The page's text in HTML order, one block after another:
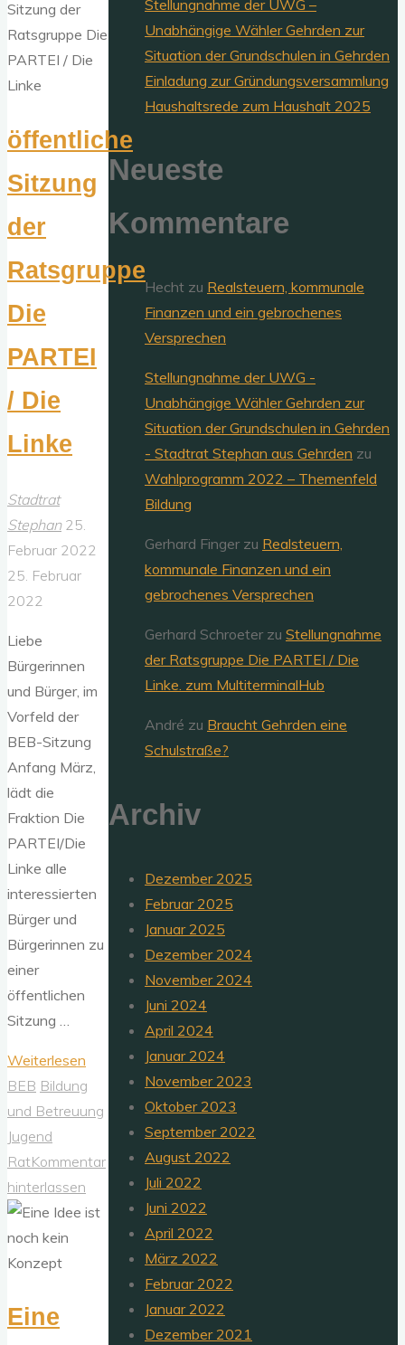
öffentliche
Sitzung
der
Ratsgruppe
Die
PARTEI
/ Die
Linke
Stadtrat
Stephan 25.
Februar 2022
25. Februar
2022
Liebe
Bürgerinnen
und Bürger, im
Vorfeld der
BEB-Sitzung
Anfang März,
lädt die
Fraktion Die
PARTEI/Die
Linke alle
interessierten
Bürger und
Bürgerinnen zu
einer
öffentlichen
Sitzung …
Weiterlesen "öffentliche
Sitzung
der
Ratsgruppe
Die
PARTEI
/
BEB Bildung
und Betreuung
Jugend
RatKommentar
hinterlassen
Eine
Stellungnahme der UWG –
Unabhängige Wähler Gehrden zur
Situation der Grundschulen in Gehrden
Einladung zur Gründungsversammlung
Haushaltsrede zum Haushalt 2025
Neueste
Kommentare
Hecht zu Realsteuern, kommunale
Finanzen und ein gebrochenes
Versprechen
Stellungnahme der UWG -
Unabhängige Wähler Gehrden zur
Situation der Grundschulen in Gehrden
- Stadtrat Stephan aus Gehrden zu
Wahlprogramm 2022 – Themenfeld
Bildung
Gerhard Finger zu Realsteuern,
kommunale Finanzen und ein
gebrochenes Versprechen
Gerhard Schroeter zu Stellungnahme
der Ratsgruppe Die PARTEI / Die
Linke. zum MultiterminalHub
André zu Braucht Gehrden eine
Schulstraße?
Archiv
Dezember 2025
Februar 2025
Januar 2025
Dezember 2024
November 2024
Juni 2024
April 2024
Januar 2024
November 2023
Oktober 2023
September 2022
August 2022
Juli 2022
Juni 2022
April 2022
März 2022
Februar 2022
Januar 2022
Dezember 2021